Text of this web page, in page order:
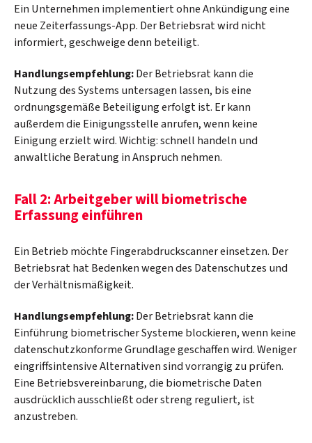
Ein Unternehmen implementiert ohne Ankündigung eine
neue Zeiterfassungs-App. Der Betriebsrat wird nicht
informiert, geschweige denn beteiligt.
Handlungsempfehlung:Der Betriebsrat kann die
Nutzung des Systems untersagen lassen, bis eine
ordnungsgemäße Beteiligung erfolgt ist. Er kann
außerdem die Einigungsstelle anrufen, wenn keine
Einigung erzielt wird. Wichtig: schnell handeln und
anwaltliche Beratung in Anspruch nehmen.
Fall 2: Arbeitgeber will biometrische
Erfassung einführen
Ein Betrieb möchte Fingerabdruckscanner einsetzen. Der
Betriebsrat hat Bedenken wegen des Datenschutzes und
der Verhältnismäßigkeit.
Handlungsempfehlung:Der Betriebsrat kann die
Einführung biometrischer Systeme blockieren, wenn keine
datenschutzkonforme Grundlage geschaffen wird. Weniger
eingriffsintensive Alternativen sind vorrangig zu prüfen.
Eine Betriebsvereinbarung, die biometrische Daten
ausdrücklich ausschließt oder streng reguliert, ist
anzustreben.